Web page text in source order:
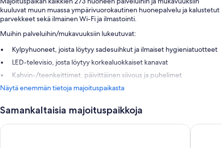
kuuluvat muun muassa ympärivuorokautinen huonepalvelu ja kalustetut
parvekkeet sekä ilmainen Wi-Fi ja ilmastointi.
Muihin palveluihin/mukavuuksiin lukeutuvat:
Kylpyhuoneet, joista löytyy sadesuihkut ja ilmaiset hygieniatuotteet
LED-televisio, josta löytyy korkealuokkaiset kanavat
Kahvin-/teenkeittimet, päivittäinen siivous ja puhelimet
Näytä enemmän tietoja majoituspaikasta
Samankaltaisia majoituspaikkoja
Swandor Hotels & Resort Topkapi Palace - All Inclusive